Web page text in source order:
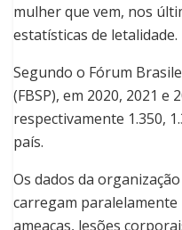
mulher que vem, nos
estatísticas de letalidade.
Segundo o Fórum
(FBSP), em 2020, 2021
respectivamente 1.350,
país.
Os dados da
carregam
ameaças, lesões